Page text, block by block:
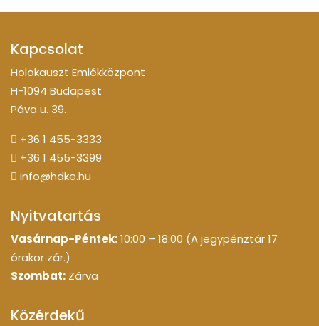
Kapcsolat
Holokauszt Emlékközpont
H-1094 Budapest
Páva u. 39.
+36 1 455-3333
+36 1 455-3399
info@hdke.hu
Nyitvatartás
Vasárnap-Péntek:10:00 – 18:00 (A jegypénztár 17
órakor zár.)
Szombat: Zárva
Közérdekű